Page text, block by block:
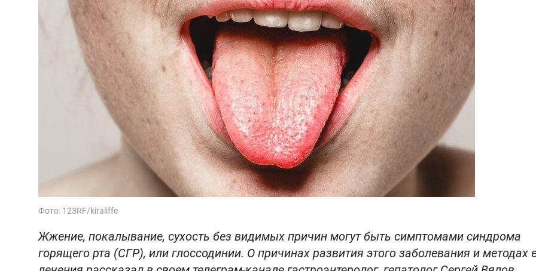
Фото: 123RF/kiraliffe
Жжение, покалывание, сухость без видимых причин могут быть симптомами синдрома
горящего рта (СГР), или глоссодинии. О причинах развития этого заболевания и методах